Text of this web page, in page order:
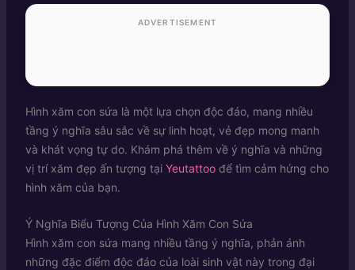
ADVERTISEMENT
Hình xăm con sứa là một lựa chọn độc đáo, mang nhiều
tầng ý nghĩa sâu sắc về sự linh hoạt, vẻ đẹp mong manh
và khát vọng tự do. Khám phá thêm về ý nghĩa và những
vị trí xăm đẹp ấn tượng tại Yeutattoođể tìm cảm hứng cho
hình xăm của bạn.
Ý Nghĩa Biểu Tượng Của Hình Xăm Con Sứa
Hình xăm con sứa mang nhiều tầng ý nghĩa, phản ánh
những đặc điểm độc đáo của loài sinh vật này trong đại